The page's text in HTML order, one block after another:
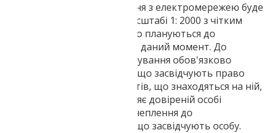
Наступним етапом стикування з електромережею буде
складання викопування в масштабі 1: 2000 з чітким
позначенням всіх об'єктів, що плануються до
встановлення або існуючих в даний момент. До
ситуаційного плану та викопування обов'язково
додається копія документів, що засвідчують право
власності на ділянку та об'єктів, що знаходяться на ній,
або/і довіреність, що дозволяє довіреній особі
підписувати договори з причеплення до
електромережі. Документи, що засвідчують особу.